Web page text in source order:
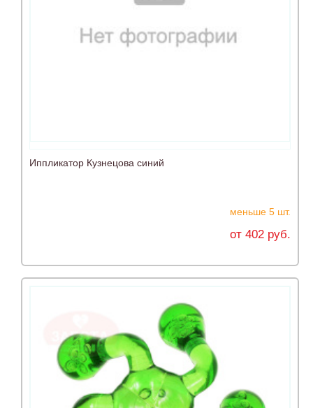
Иппликатор Кузнецова синий
меньше 5 шт.
от 402 руб.